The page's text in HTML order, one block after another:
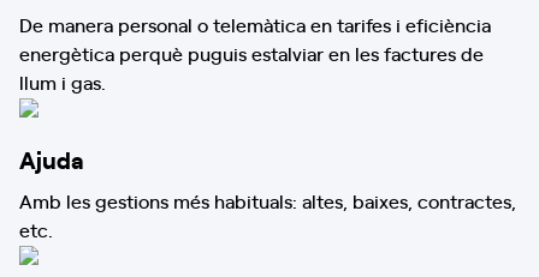
De manera personal o telemàtica en tarifes i eficiència
energètica perquè puguis estalviar en les factures de
llum i gas.
Ajuda
Amb les gestions més habituals: altes, baixes, contractes,
etc.